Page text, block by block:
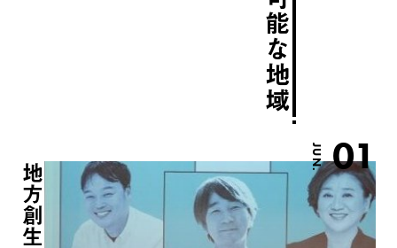
JUN. 01
地方創生